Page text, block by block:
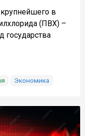
в
(ПВХ) –
государства
Экономика